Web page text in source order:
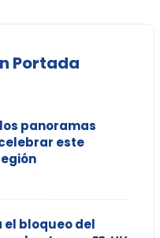
Portada
panoramas
este
bloqueo del